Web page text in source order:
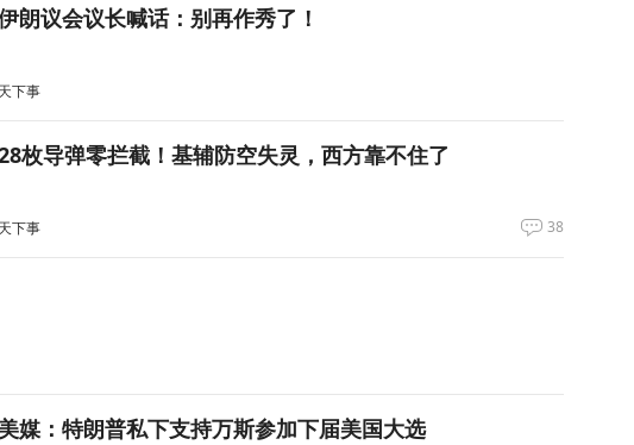
朗议会议长喊话：别再作秀了！
天下事
枚导弹零拦截！基辅防空失灵，西方靠不住了
天下事 38
美媒：特朗普私下支持万斯参加下届美国大选